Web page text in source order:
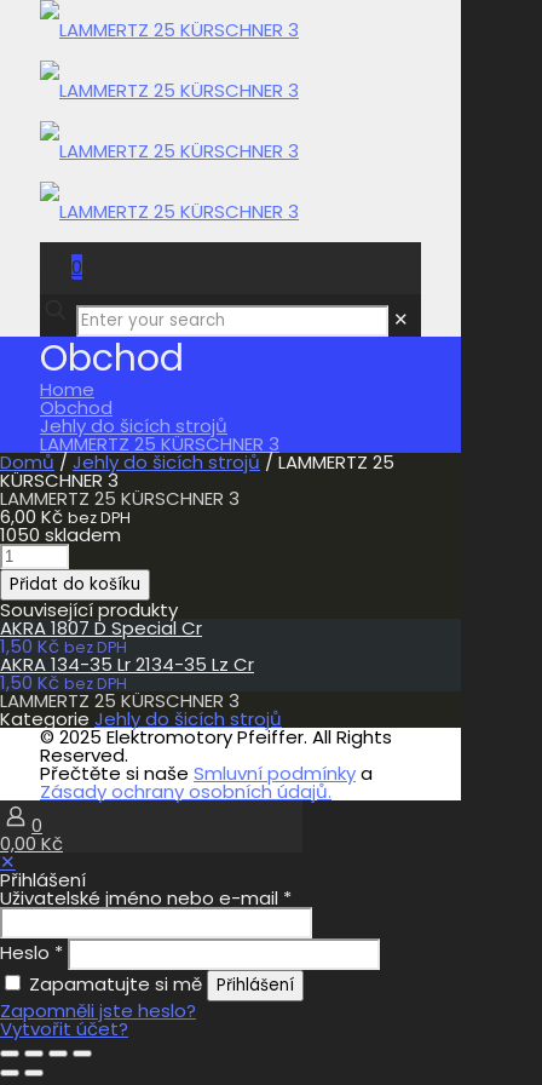
0
0,00 Kč
✕
Obchod
Home
Obchod
Jehly do šicích strojů
LAMMERTZ 25 KÜRSCHNER 3
Domů / Jehly do šicích strojů / LAMMERTZ 25
KÜRSCHNER 3
LAMMERTZ 25 KÜRSCHNER 3
6,00 Kč bez DPH
1050 skladem
LAMMERTZ
25
KÜRSCHNER
3
množství
Přidat do košíku
Související produkty
AKRA 1807 D Special Cr
1,50 Kč bez DPH
AKRA 134-35 Lr 2134-35 Lz Cr
1,50 Kč bez DPH
LAMMERTZ 25 KÜRSCHNER 3
Kategorie Jehly do šicích strojů
© 2025 Elektromotory Pfeiffer. All Rights
Reserved.
Přečtěte si naše Smluvní podmínkya
Zásady ochrany osobních údajů.
0
0,00 Kč
✕
Přihlášení
Uživatelské jméno nebo e-mail *
Heslo *
Zapamatujte si mě
Přihlášení
Zapomněli jste heslo?
Vytvořit účet?